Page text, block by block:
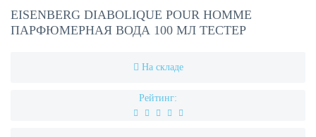
EISENBERG DIABOLIQUE POUR HOMME
ПАРФЮМЕРНАЯ ВОДА 100 МЛ ТЕСТЕР
На складе
Рейтинг: